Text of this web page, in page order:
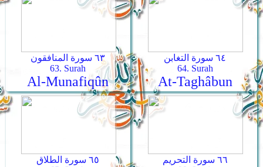
٦٣ سورة المنافقون
63. Surah
Al-Munafiqûn
٦٤ سورة التغابن
64. Surah
At-Taghâbun
٦٥ سورة الطلاق
٦٦ سورة التحريم